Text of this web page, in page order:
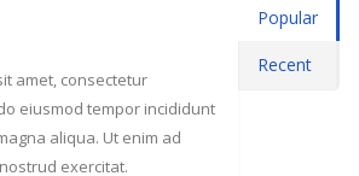
amet, consectetur
eiusmod tempor incididunt
aliqua. Ut enim ad
exercitat.
Popular
Recent